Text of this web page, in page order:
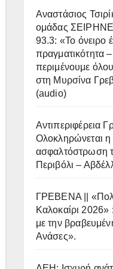
Αναστάσιος
ομάδας
93.3: «Το όνειρο
πραγματικότητα
περιμένουμε
στη Μυρσίνα
(audio)
Αντιπεριφέρεια
Ολοκληρώνεται η
ασφαλτόστρωση
Περιβόλι –
ΓΡΕΒΕΝΑ ||
Καλοκαίρι 2026»
με την
Ανάσες».